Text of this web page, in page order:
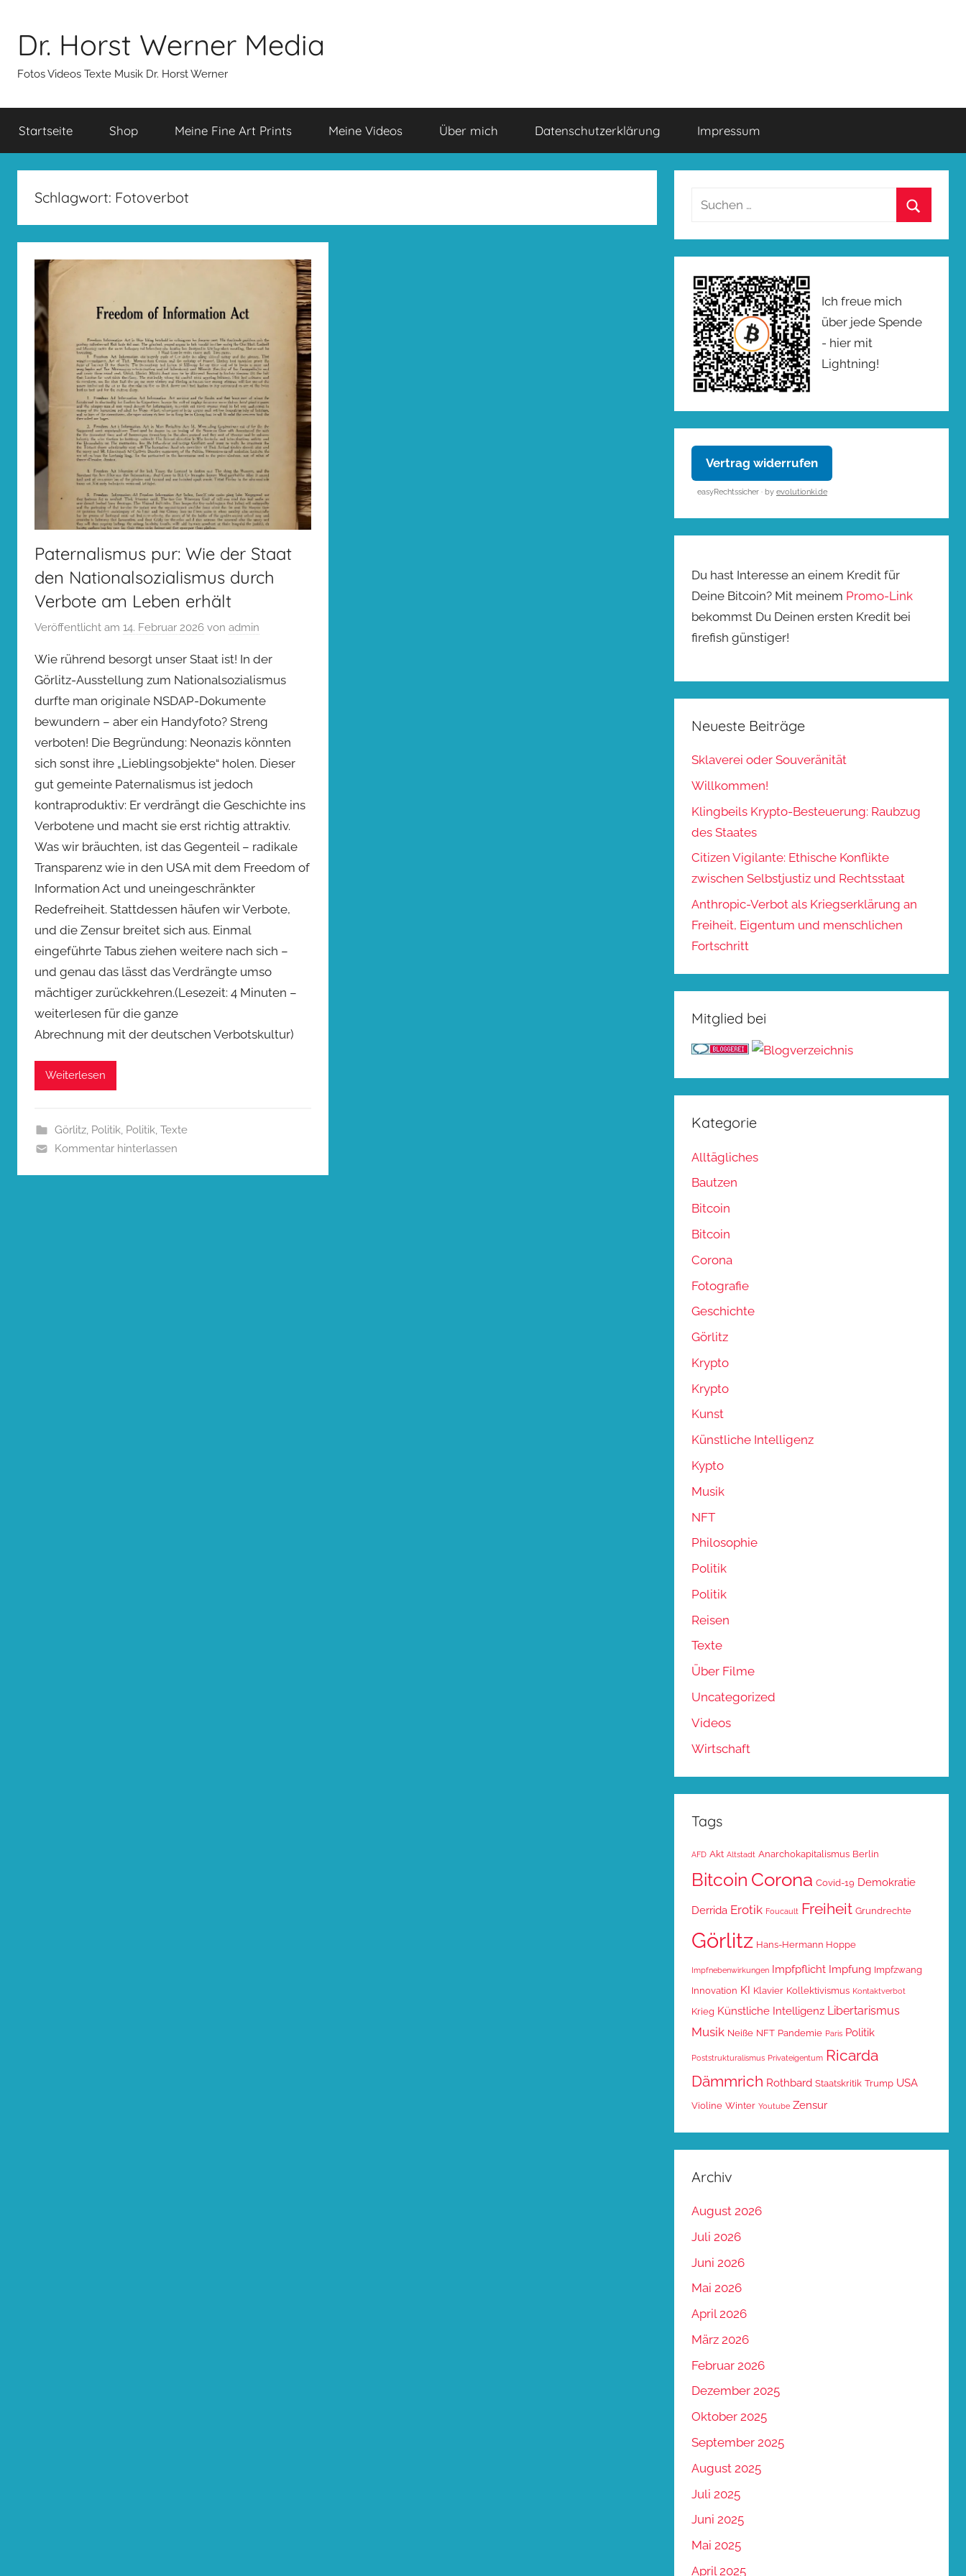
springen
Dr. Horst Werner Media
Fotos Videos Texte Musik Dr. Horst Werner
Startseite Shop Meine Fine Art Prints Meine Videos Über mich Datenschutzerklärung Impressum
Schlagwort: Fotoverbot
Paternalismus pur: Wie der Staat
den Nationalsozialismus durch
Verbote am Leben erhält
Veröffentlicht am 14. Februar 2026 von admin
Wie rührend besorgt unser Staat ist! In der
Görlitz-Ausstellung zum Nationalsozialismus
durfte man originale NSDAP-Dokumente
bewundern – aber ein Handyfoto? Streng
verboten! Die Begründung: Neonazis könnten
sich sonst ihre „Lieblingsobjekte“ holen. Dieser
gut gemeinte Paternalismus ist jedoch
kontraproduktiv: Er verdrängt die Geschichte ins
Verbotene und macht sie erst richtig attraktiv.
Was wir bräuchten, ist das Gegenteil – radikale
Transparenz wie in den USA mit dem Freedom of
Information Act und uneingeschränkter
Redefreiheit. Stattdessen häufen wir Verbote,
und die Zensur breitet sich aus. Einmal
eingeführte Tabus ziehen weitere nach sich –
und genau das lässt das Verdrängte umso
mächtiger zurückkehren.(Lesezeit: 4 Minuten –
weiterlesen für die ganze
Abrechnung mit der deutschen Verbotskultur)
Weiterlesen
Görlitz, Politik, Politik, Texte
Kommentar hinterlassen
Suchen
Ich freue mich
über jede Spende
- hier mit
Lightning!
Vertrag widerrufen
easyRechtssicher · by evolutionki.de
Du hast Interesse an einem Kredit für
Deine Bitcoin? Mit meinem Promo-Link
bekommst Du Deinen ersten Kredit bei
firefish günstiger!
Neueste Beiträge
Sklaverei oder Souveränität
Willkommen!
Klingbeils Krypto-Besteuerung: Raubzug
des Staates
Citizen Vigilante: Ethische Konflikte
zwischen Selbstjustiz und Rechtsstaat
Anthropic-Verbot als Kriegserklärung an
Freiheit, Eigentum und menschlichen
Fortschritt
Mitglied bei
Kategorie
Alltägliches
Bautzen
Bitcoin
Bitcoin
Corona
Fotografie
Geschichte
Görlitz
Krypto
Krypto
Kunst
Künstliche Intelligenz
Kypto
Musik
NFT
Philosophie
Politik
Politik
Reisen
Texte
Über Filme
Uncategorized
Videos
Wirtschaft
Tags
AFD Akt Altstadt Anarchokapitalismus Berlin
Bitcoin Corona Covid-19 Demokratie
Derrida Erotik Foucault Freiheit Grundrechte
Görlitz Hans-Hermann Hoppe
Impfnebenwirkungen Impfpflicht Impfung Impfzwang
Innovation KI Klavier Kollektivismus Kontaktverbot
Krieg Künstliche Intelligenz Libertarismus
Musik Neiße NFT Pandemie Paris Politik
Poststrukturalismus Privateigentum Ricarda
Dämmrich Rothbard Staatskritik Trump USA
Violine Winter Youtube Zensur
Archiv
August 2026
Juli 2026
Juni 2026
Mai 2026
April 2026
März 2026
Februar 2026
Dezember 2025
Oktober 2025
September 2025
August 2025
Juli 2025
Juni 2025
Mai 2025
April 2025